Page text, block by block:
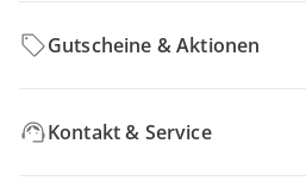
Gutscheine & Aktionen
Kontakt & Service